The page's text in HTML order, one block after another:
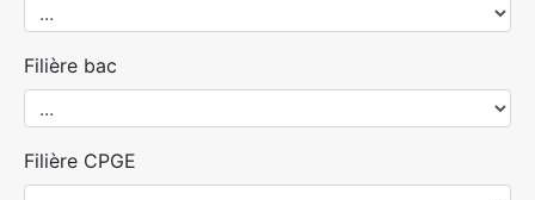
Filière bac
Filière CPGE